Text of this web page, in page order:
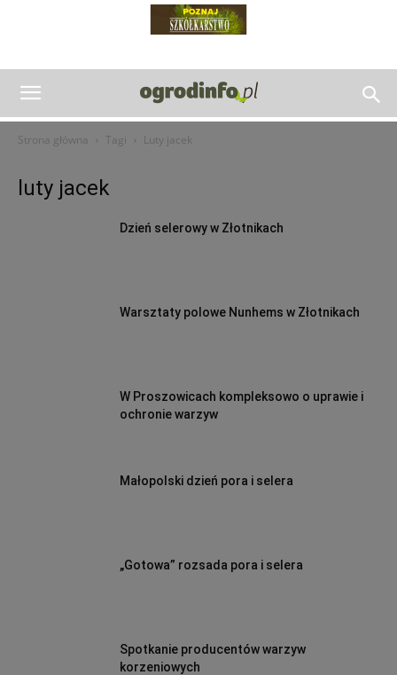
Strona główna Tagi Luty jacek
luty jacek
Dzień selerowy w Złotnikach
Warsztaty polowe Nunhems w Złotnikach
W Proszowicach kompleksowo o uprawie i
ochronie warzyw
Małopolski dzień pora i selera
„Gotowa” rozsada pora i selera
Spotkanie producentów warzyw
korzeniowych